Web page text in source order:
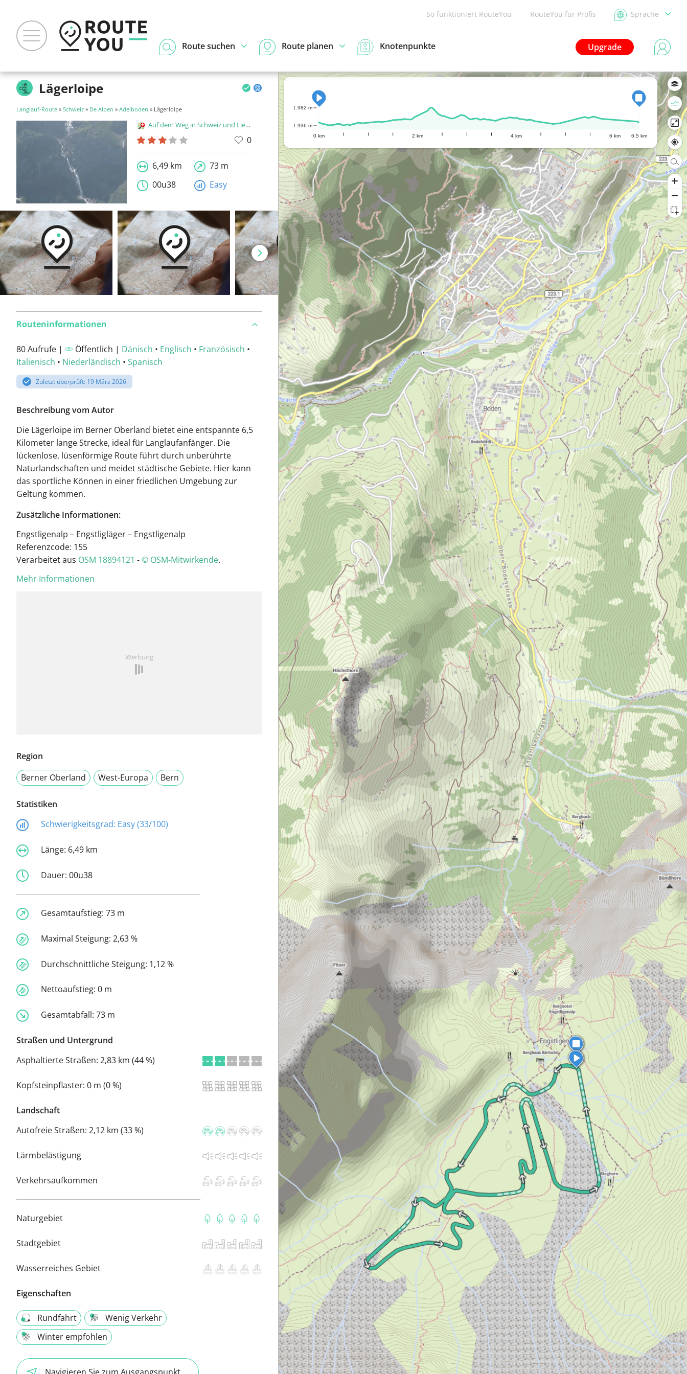
So funktioniert RouteYou RouteYou für Profis Sprache
Upgrade
Route suchen Route planen Knotenpunkte
Lägerloipe
Langlauf-Route » Schweiz » De Alpen » Adelboden » Lägerloipe
Auf dem Weg in Schweiz und Liechtenstein
0
6,49 km
73 m
00u38
Easy
Routeninformationen
80 Aufrufe | Öffentlich | Dänisch • Englisch • Französisch •
Italienisch • Niederländisch • Spanisch
Zuletzt überprüft: 19 März 2026
Beschreibung vom Autor
Die Lägerloipe im Berner Oberland bietet eine entspannte 6,5
Kilometer lange Strecke, ideal für Langlaufanfänger. Die
lückenlose, lüsenförmige Route führt durch unberührte
Naturlandschaften und meidet städtische Gebiete. Hier kann
das sportliche Können in einer friedlichen Umgebung zur
Geltung kommen.
Zusätzliche Informationen:
Engstligenalp – Engstligläger – Engstligenalp
Referenzcode: 155
Verarbeitet aus OSM 18894121 -© OSM-Mitwirkende.
Mehr Informationen
Werbung
Region
Berner Oberland
West-Europa Bern
Statistiken
Schwierigkeitsgrad: Easy (33/100)
Länge: 6,49 km
Dauer: 00u38
Gesamtaufstieg: 73 m
Maximal Steigung: 2,63 %
Durchschnittliche Steigung: 1,12 %
Nettoaufstieg: 0 m
Gesamtabfall: 73 m
Straßen und Untergrund
Asphaltierte Straßen: 2,83 km (44 %)
Kopfsteinpflaster: 0 m (0 %)
Landschaft
Autofreie Straßen: 2,12 km (33 %)
Lärmbelästigung
Verkehrsaufkommen
Naturgebiet
Stadtgebiet
Wasserreiches Gebiet
Eigenschaften
Rundfahrt
Wenig Verkehr
Winter empfohlen
0 km 2 km 4 km 6 km 6,5 km
1.936 m
1.982 m